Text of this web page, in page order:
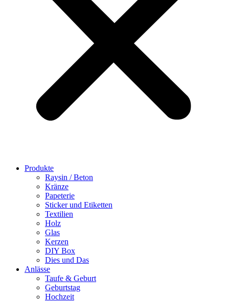
Produkte
Raysin / Beton
Kränze
Papeterie
Sticker und Etiketten
Textilien
Holz
Glas
Kerzen
DIY Box
Dies und Das
Anlässe
Taufe & Geburt
Geburtstag
Hochzeit